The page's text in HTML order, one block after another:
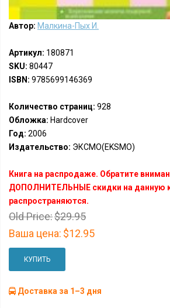
Автор: Малкина-Пых И.
Артикул: 180871
SKU: 80447
ISBN: 9785699146369
Количество страниц: 928
Обложка: Hardcover
Год: 2006
Издательство: ЭКСМО(EKSMO)
Книга на распродаже. Обратите
ДОПОЛНИТЕЛЬНЫЕ скидки на данную
распространяются.
Old Price:$29.95
Ваша цена: $12.95
КУПИТЬ
Доставка за 1–3 дня